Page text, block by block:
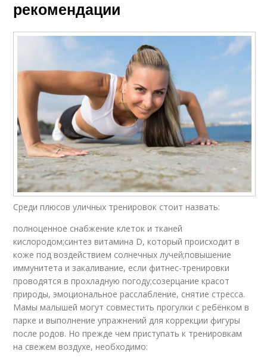
рекомендации
Среди плюсов уличных тренировок стоит назвать:
полноценное снабжение клеток и тканей
кислородом;синтез витамина D, который происходит в
коже под воздействием солнечных лучей;повышение
иммунитета и закаливание, если фитнес-тренировки
проводятся в прохладную погоду;созерцание красот
природы, эмоциональное расслабление, снятие стресса.
Мамы малышей могут совместить прогулки с ребёнком в
парке и выполнение упражнений для коррекции фигуры
после родов. Но прежде чем приступать к тренировкам
на свежем воздухе, необходимо: